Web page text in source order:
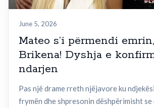
June 5, 2026
Mateo s’i përmendi
Brikena! Dyshja e
ndarjen
Pas një drame rreth njëjavore ku
frymën dhe shpresonin dëshpërimisht se